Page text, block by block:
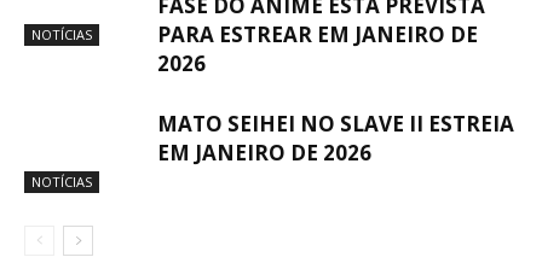
NOTÍCIAS
PARA ESTREAR EM JANEIRO DE
2026
NOTÍCIAS
MATO SEIHEI NO SLAVE II ESTREIA
EM JANEIRO DE 2026